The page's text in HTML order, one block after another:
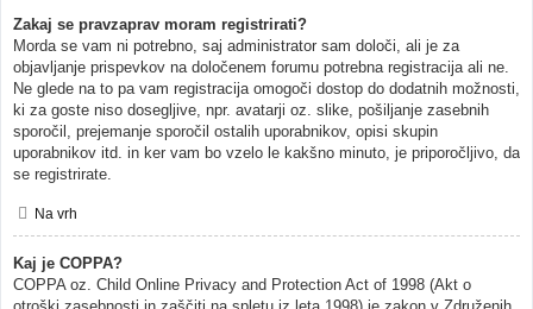
Zakaj se pravzaprav moram registrirati?
Morda se vam ni potrebno, saj administrator sam določi, ali je za
objavljanje prispevkov na določenem forumu potrebna registracija ali ne.
Ne glede na to pa vam registracija omogoči dostop do dodatnih možnosti,
ki za goste niso dosegljive, npr. avatarji oz. slike, pošiljanje zasebnih
sporočil, prejemanje sporočil ostalih uporabnikov, opisi skupin
uporabnikov itd. in ker vam bo vzelo le kakšno minuto, je priporočljivo, da
se registrirate.
Na vrh
Kaj je COPPA?
COPPA oz. Child Online Privacy and Protection Act of 1998 (Akt o